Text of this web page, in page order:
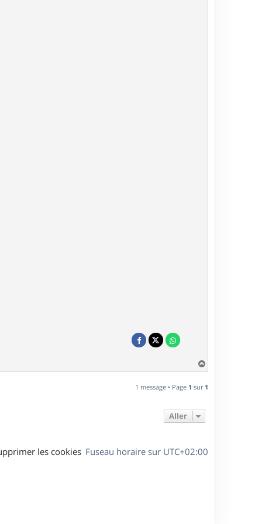
a
t
1 message • Page 1 sur 1
Aller
Fuseau horaire sur UTC+02:00
les cookies